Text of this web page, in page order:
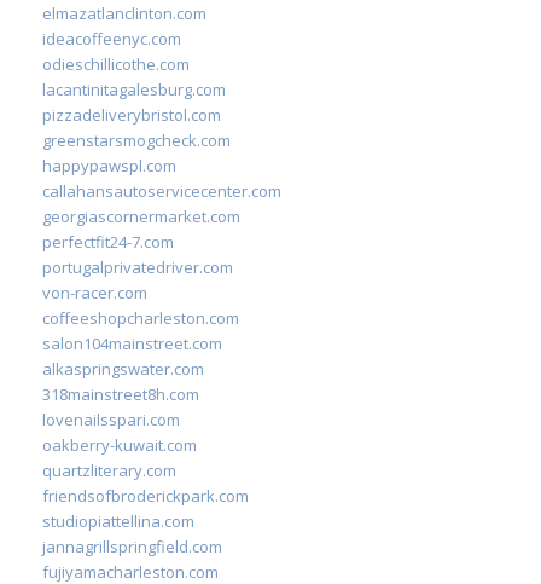
elmazatlanclinton.com
ideacoffeenyc.com
odieschillicothe.com
lacantinitagalesburg.com
pizzadeliverybristol.com
greenstarsmogcheck.com
happypawspl.com
callahansautoservicecenter.com
georgiascornermarket.com
perfectfit24-7.com
portugalprivatedriver.com
von-racer.com
coffeeshopcharleston.com
salon104mainstreet.com
alkaspringswater.com
318mainstreet8h.com
lovenailsspari.com
oakberry-kuwait.com
quartzliterary.com
friendsofbroderickpark.com
studiopiattellina.com
jannagrillspringfield.com
fujiyamacharleston.com